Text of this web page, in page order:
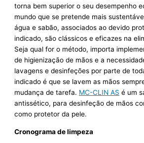
torna bem superior o seu desempenho
mundo que se pretende mais
água e sabão, associados ao devido
indicado, são clássicos e eficazes na
Seja qual for o método, importa
de higienização de mãos e a
lavagens e desinfeções por parte de
indicado é que se lavem as mãos
mudança de tarefa. MC-CLIN AS é um
antissético, para desinfeção de mãos
como protetor da pele.
Cronograma de limpeza